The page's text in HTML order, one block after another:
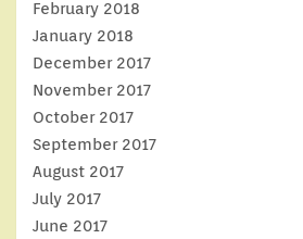
February 2018
January 2018
December 2017
November 2017
October 2017
September 2017
August 2017
July 2017
June 2017